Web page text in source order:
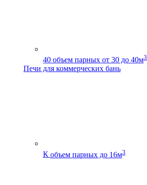
40 объем парных от 30 до 40м3
Печи для коммерческих бань
К объем парных до 16м3